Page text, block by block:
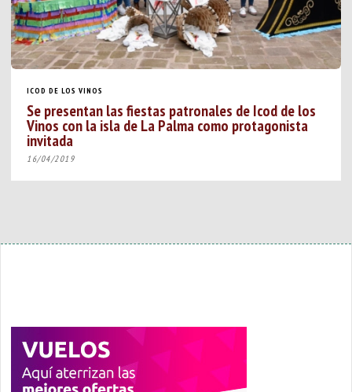
ICOD DE LOS VINOS
Se presentan las fiestas patronales de Icod de los
Vinos con la isla de La Palma como protagonista
invitada
16/04/2019